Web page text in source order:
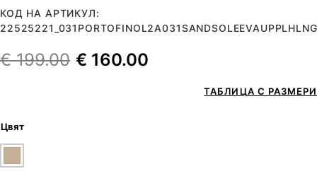
КОД НА АРТИКУЛ:
€199.00 € 160.00
ТАБЛИЦА С РАЗМЕРИ
Цвят